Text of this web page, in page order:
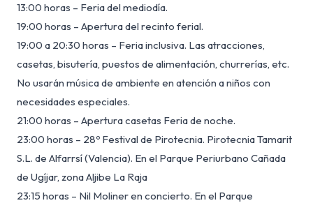
13:00 horas – Feria del mediodía.
19:00 horas – Apertura del recinto ferial.
19:00 a 20:30 horas – Feria inclusiva. Las atracciones,
casetas, bisutería, puestos de alimentación, churrerías, etc.
No usarán música de ambiente en atención a niños con
necesidades especiales.
21:00 horas – Apertura casetas Feria de noche.
23:00 horas – 28º Festival de Pirotecnia. Pirotecnia Tamarit
S.L. de Alfarrsí (Valencia). En el Parque Periurbano Cañada
de Ugíjar, zona Aljibe La Raja
23:15 horas – Nil Moliner en concierto. En el Parque